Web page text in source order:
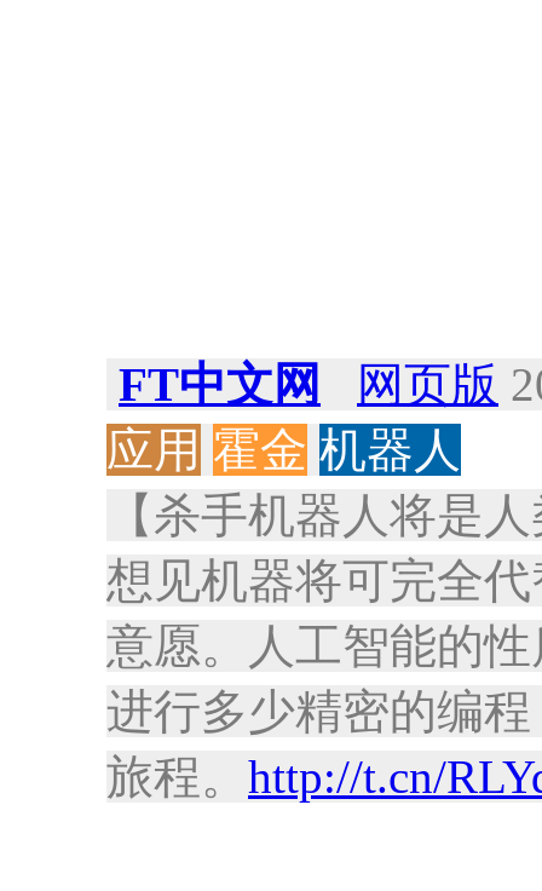
FT中文网 网页版
应用 霍金 机器人
【杀手机器人将是
想见机器将可完全
意愿。人工智能的
进行多少精密的编
旅程。 http://t.cn/